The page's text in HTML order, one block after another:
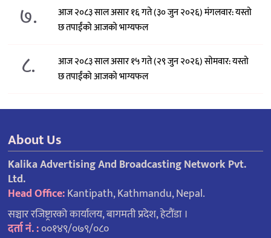
७.
आज २०८३ साल असार १६ गते (३० जुन २०२६) मंगलवार: यस्तो
छ तपाईंको आजको भाग्यफल
८.
आज २०८३ साल असार १५ गते (२९ जुन २०२६) साेमवार: यस्तो
छ तपाईंको आजको भाग्यफल
About Us
Kalika Advertising And Broadcasting Network Pvt.
Ltd.
Head Office:Kantipath, Kathmandu, Nepal.
सञ्चार रजिष्ट्रारको कार्यालय, बागमती प्रदेश, हेटौंडा ।
दर्ता नं. :००१४९/०७९/०८०